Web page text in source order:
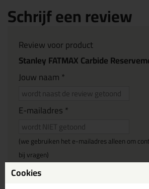
Schrijf een review
Review voor product
Stanley FATMAX Carbide
Jouw naam *
E-mailadres *
(we gebruiken het e-mailadres alleen om
bij vragen)
Cookies